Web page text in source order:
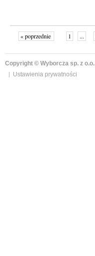
« poprzednie 1 ...
Copyright © Wyborcza sp. z o.o.
Ustawienia prywatności